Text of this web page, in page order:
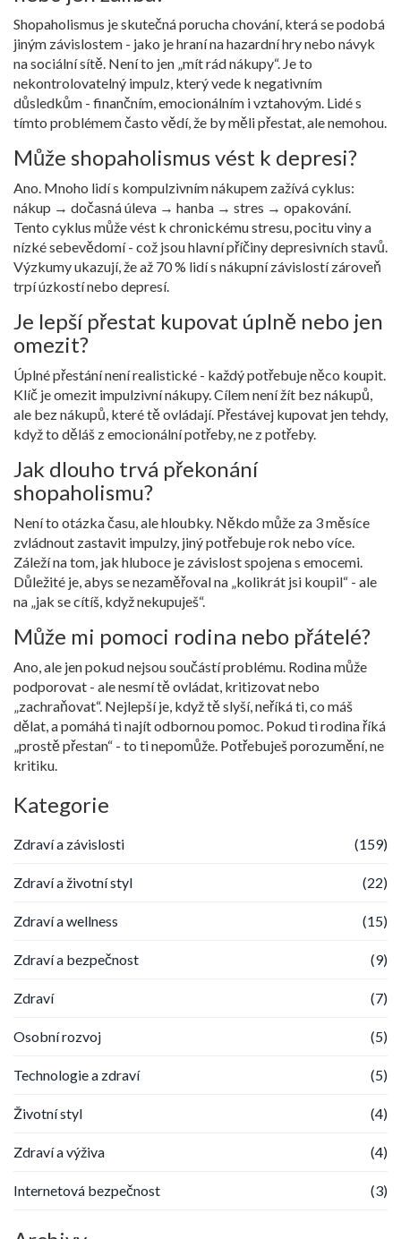
Shopaholismus je skutečná porucha chování, která se podobá
jiným závislostem - jako je hraní na hazardní hry nebo návyk
na sociální sítě. Není to jen „mít rád nákupy“. Je to
nekontrolovatelný impulz, který vede k negativním
důsledkům - finančním, emocionálním i vztahovým. Lidé s
tímto problémem často vědí, že by měli přestat, ale nemohou.
Může shopaholismus vést k depresi?
Ano. Mnoho lidí s kompulzivním nákupem zažívá cyklus:
nákup → dočasná úleva → hanba → stres → opakování.
Tento cyklus může vést k chronickému stresu, pocitu viny a
nízké sebevědomí - což jsou hlavní příčiny depresivních stavů.
Výzkumy ukazují, že až 70 % lidí s nákupní závislostí zároveň
trpí úzkostí nebo depresí.
Je lepší přestat kupovat úplně nebo jen
omezit?
Úplné přestání není realistické - každý potřebuje něco koupit.
Klíč je omezit impulzivní nákupy. Cílem není žít bez nákupů,
ale bez nákupů, které tě ovládají. Přestávej kupovat jen tehdy,
když to děláš z emocionální potřeby, ne z potřeby.
Jak dlouho trvá překonání
shopaholismu?
Není to otázka času, ale hloubky. Někdo může za 3 měsíce
zvládnout zastavit impulzy, jiný potřebuje rok nebo více.
Záleží na tom, jak hluboce je závislost spojena s emocemi.
Důležité je, abys se nezaměřoval na „kolikrát jsi koupil“ - ale
na „jak se cítíš, když nekupuješ“.
Může mi pomoci rodina nebo přátelé?
Ano, ale jen pokud nejsou součástí problému. Rodina může
podporovat - ale nesmí tě ovládat, kritizovat nebo
„zachraňovat“. Nejlepší je, když tě slyší, neříká ti, co máš
dělat, a pomáhá ti najít odbornou pomoc. Pokud ti rodina říká
„prostě přestan“ - to ti nepomůže. Potřebuješ porozumění, ne
kritiku.
Kategorie
Zdraví a závislosti (159)
Zdraví a životní styl (22)
Zdraví a wellness (15)
Zdraví a bezpečnost (9)
Zdraví (7)
Osobní rozvoj (5)
Technologie a zdraví (5)
Životní styl (4)
Zdraví a výživa (4)
Internetová bezpečnost (3)